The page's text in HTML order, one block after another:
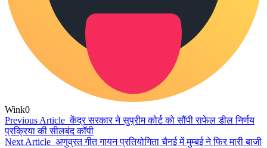
Wink0
Previous Article केंद्र सरकार ने सुप्रीम कोर्ट को सौंपी राफेल डील निर्णय
प्रक्रिया की सीलबंद कॉपी
Next Article अणुव्रत गीत गायन प्रतियोगिता चैनई में मुम्बई ने फिर मारी बाजी